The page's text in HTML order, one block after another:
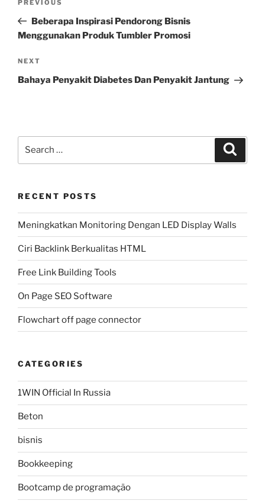
Previous
Post
PREVIOUS
Beberapa Inspirasi Pendorong Bisnis
Menggunakan Produk Tumbler Promosi
Next
Post
NEXT
Bahaya Penyakit Diabetes Dan Penyakit Jantung
RECENT POSTS
Meningkatkan Monitoring Dengan LED Display Walls
Ciri Backlink Berkualitas HTML
Free Link Building Tools
On Page SEO Software
Flowchart off page connector
CATEGORIES
1WIN Official In Russia
Beton
bisnis
Bookkeeping
Bootcamp de programação